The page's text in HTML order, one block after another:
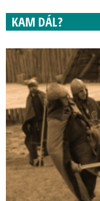
KAM DÁL?